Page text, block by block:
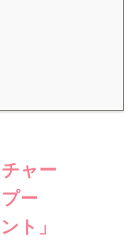
ャー
ー
ト」